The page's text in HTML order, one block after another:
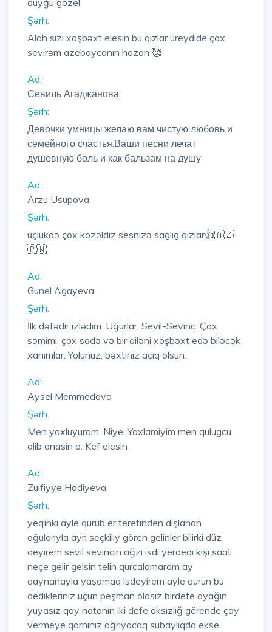
duyğu gözel
Şərh:
Alah sizi xoşbəxt elesin bu qızlar üreydide çox
sevirəm azebaycanın hazan 🥰
Ad:
Севиль Агаджанова
Şərh:
Девочки умницы.желаю вам чистую любовь и
семейного счастья.Ваши песни лечат
душевную боль и как бальзам на душу
Ad:
Arzu Usupova
Şərh:
üçlükdə çox közəldiz sesnizə saglıg qızlar👍🇦🇿
🇵🇼
Ad:
Gunel Agayeva
Şərh:
İlk dəfədir izlədim. Uğurlar, Sevil-Sevinc. Çox
səmimi, çox sadə və bir ailəni xöşbəxt edə biləcək
xanımlar. Yolunuz, bəxtiniz açıq olsun.
Ad:
Aysel Memmedova
Şərh:
Men yoxluyuram. Niye. Yoxlamiyim men qulugcu
alib anasin o. Kef elesin
Ad:
Zulfiyye Hadiyeva
Şərh:
yeqinki ayle qurub er terefinden dışlanan
oğularıyla ayrı seçkiliy gören gelinler bilirki düz
deyirem sevil sevincin ağzı isdi yerdedi kişi saat
neçe gelir gelsin telin qurcalamaram ay
qaynanayla yaşamaq isdeyirem ayle qurun bu
dedikleriniz üçün peşman olasız birdefe ayağın
yuyasız qay natanın iki defe aksızlığ görende çay
vermeye qarnınız ağrıyacaq subaylıqda ekse